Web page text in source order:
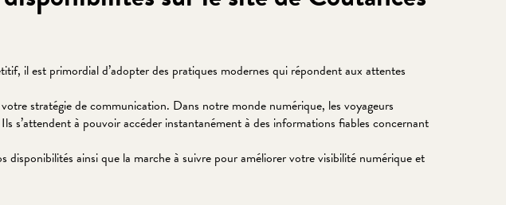
il est primordial d’adopter des pratiques modernes qui répondent aux attentes
stratégie de communication. Dans notre monde numérique, les voyageurs
s’attendent à pouvoir accéder instantanément à des informations fiables concernant
disponibilités ainsi que la marche à suivre pour améliorer votre visibilité numérique et